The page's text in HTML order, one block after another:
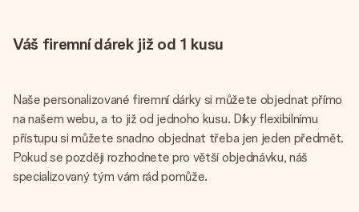
Váš firemní dárek již od 1 kusu
Naše personalizované firemní dárky si můžete objednat přímo
na našem webu, a to již od jednoho kusu. Díky flexibilnímu
přístupu si můžete snadno objednat třeba jen jeden předmět.
Pokud se později rozhodnete pro větší objednávku, náš
specializovaný tým vám rád pomůže.